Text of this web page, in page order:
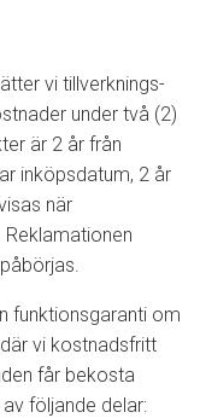
vi tillverknings-
under två (2)
är 2 år från
inköpsdatum, 2 år
när
funktionsgaranti om
vi kostnadsfritt
får bekosta
följande delar: